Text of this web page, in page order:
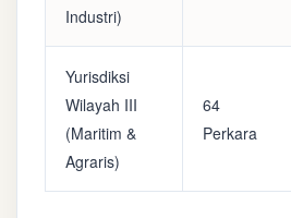
Industri)
Yurisdiksi
Wilayah III
(Maritim &
Agraris)
64
Perkara